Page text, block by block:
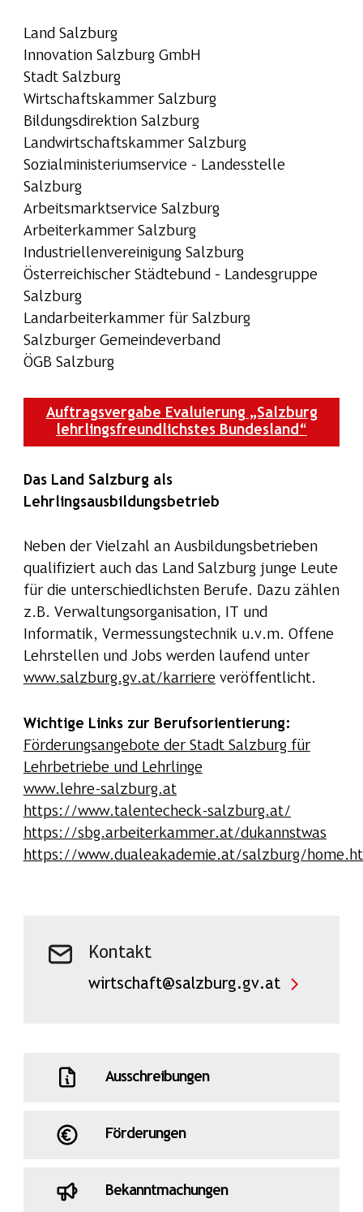
Land Salzburg
Innovation Salzburg GmbH
Stadt Salzburg
Wirtschaftskammer Salzburg
Bildungsdirektion Salzburg
Landwirtschaftskammer Salzburg
Sozialministeriumservice – Landesstelle
Salzburg
Arbeitsmarktservice Salzburg
Arbeiterkammer Salzburg
Industriellenvereinigung Salzburg
Österreichischer Städtebund – Landesgruppe
Salzburg
Landarbeiterkammer für Salzburg
Salzburger Gemeindeverband
ÖGB Salzburg
Auftragsvergabe Evaluierung „Salzburg
lehrlingsfreundlichstes Bundesland“
Das Land Salzburg als
Lehrlingsausbildungsbetrieb
Neben der Vielzahl an Ausbildungsbetrieben
qualifiziert auch das Land Salzburg junge Leute
für die unterschiedlichsten Berufe. Dazu zählen
z.B. Verwaltungsorganisation, IT und
Informatik, Vermessungstechnik u.v.m. Offene
Lehrstellen und Jobs werden laufend unter
www.salzburg.gv.at/karriere veröffentlicht.
Wichtige Links zur Berufsorientierung:
Förderungsangebote der Stadt Salzburg für
Lehrbetriebe und Lehrlinge
www.lehre-salzburg.at
https://www.talentecheck-salzburg.at/
https://sbg.arbeiterkammer.at/dukannstwas
https://www.dualeakademie.at/salzburg/
Kontakt
wirtschaft@salzburg.gv.at
Ausschreibungen
Förderungen
Bekanntmachungen